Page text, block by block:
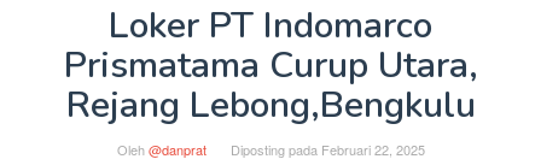
Loker PT Indomarco
Prismatama Curup Utara,
Rejang Lebong,Bengkulu
Oleh@danprat Diposting pada Februari 22, 2025